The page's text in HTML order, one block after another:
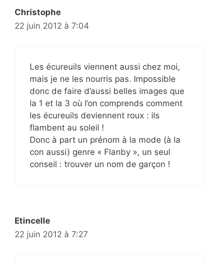
Christophe
22 juin 2012 à 7:04
Les écureuils viennent aussi chez moi,
mais je ne les nourris pas. Impossible
donc de faire d’aussi belles images que
la 1 et la 3 où l’on comprends comment
les écureuils deviennent roux : ils
flambent au soleil !
Donc à part un prénom à la mode (à la
con aussi) genre « Flanby », un seul
conseil : trouver un nom de garçon !
Etincelle
22 juin 2012 à 7:27